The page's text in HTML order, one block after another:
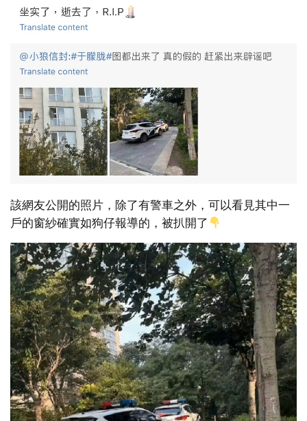
該網友公開的照片，除了有警車之外，可以看見其中一
戶的窗紗確實如狗仔報導的，被扒開了